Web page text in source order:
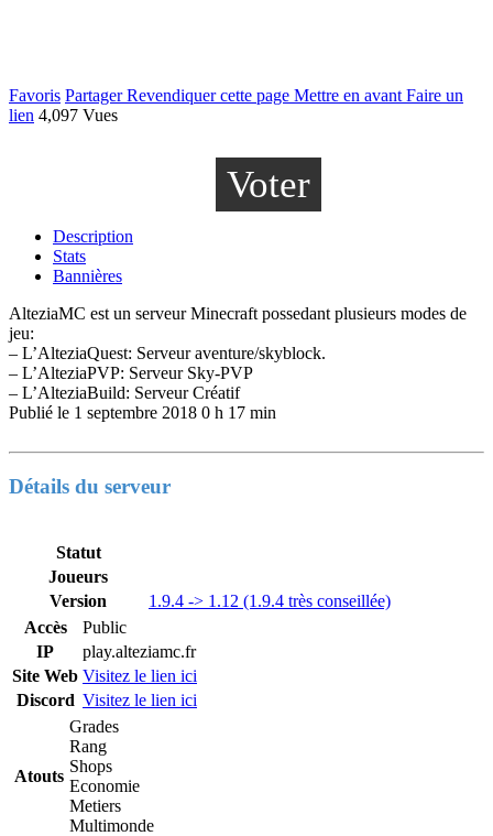
Favoris PartagerRevendiquer cette page Mettre en avant Faire un
lien 4,097 Vues
Voter
Description
Stats
Bannières
AlteziaMC est un serveur Minecraft possedant plusieurs modes de
jeu:
– L’AlteziaQuest: Serveur aventure/skyblock.
– L’AlteziaPVP: Serveur Sky-PVP
– L’AlteziaBuild: Serveur Créatif
Publié le 1 septembre 2018 0 h 17 min
Détails du serveur
Statut
Joueurs
Version
1.9.4 -> 1.12 (1.9.4 très conseillée)
Accès
Public
IP
play.alteziamc.fr
Site Web Visitez le lien ici
Discord Visitez le lien ici
Atouts
Grades
Rang
Shops
Economie
Metiers
Multimonde